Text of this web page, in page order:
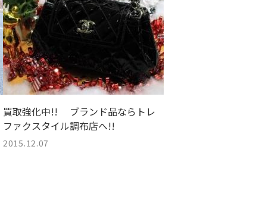
買取強化中!! ブランド品ならトレ
ファクスタイル調布店へ!!
2015.12.07